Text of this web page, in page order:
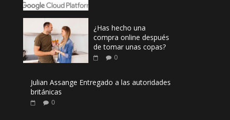
¿Has hecho una
compra online después
de tomar unas copas?
0
Julian Assange Entregado a las autoridades
británicas
0